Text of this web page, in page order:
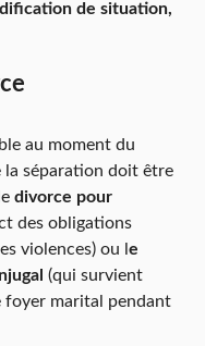
de situation,
au moment du
la séparation doit être
divorce pour
des obligations
violences) ou le
(qui survient
foyer marital pendant